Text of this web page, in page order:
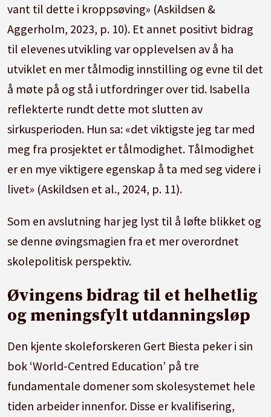
vant til dette i kroppsøving» (Askildsen &
Aggerholm, 2023, p. 10). Et annet positivt bidrag
til elevenes utvikling var opplevelsen av å ha
utviklet en mer tålmodig innstilling og evne til det
å møte på og stå i utfordringer over tid. Isabella
reflekterte rundt dette mot slutten av
sirkusperioden. Hun sa: «det viktigste jeg tar med
meg fra prosjektet er tålmodighet. Tålmodighet
er en mye viktigere egenskap å ta med seg videre i
livet» (Askildsen et al., 2024, p. 11).
Som en avslutning har jeg lyst til å løfte blikket og
se denne øvingsmagien fra et mer overordnet
skolepolitisk perspektiv.
Øvingens bidrag til et helhetlig
og meningsfylt utdanningsløp
Den kjente skoleforskeren Gert Biesta peker i sin
bok ‘World-Centred Education’ på tre
fundamentale domener som skolesystemet hele
tiden arbeider innenfor. Disse er kvalifisering,